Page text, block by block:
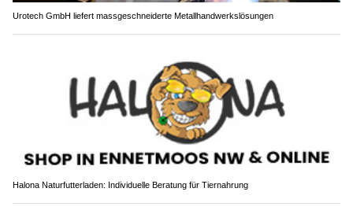
Urotech GmbH liefert massgeschneiderte Metallhandwerkslösungen
Halona Naturfutterladen: Individuelle Beratung für Tiernahrung